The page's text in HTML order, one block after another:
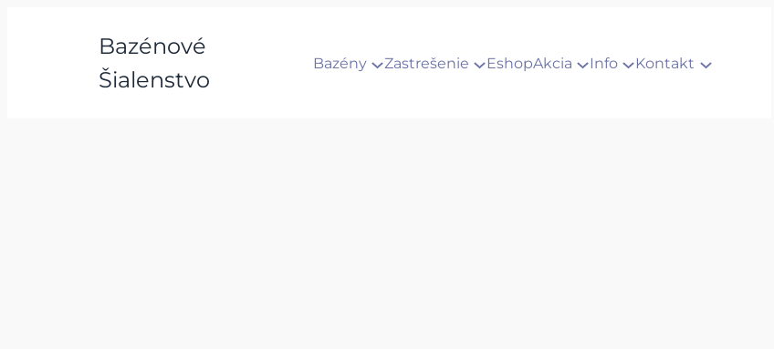
Bazénové
Šialenstvo
Bazény Zastrešenie EshopAkcia Info Kontakt